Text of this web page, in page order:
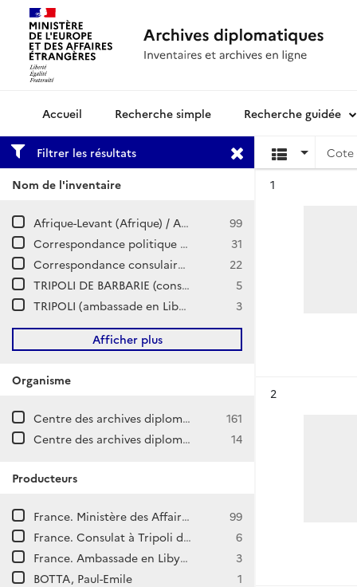
Archives diplomatiquesRecherche simple Recherche guidée
Filtrer les résultats
Nom de l'inventaire
Afrique-Levant (Afrique) / Anciennes colonies italiennes
99
Correspondance politique des consuls / Turquie / Tripoli de Barbarie
31
Correspondance consulaire et commerciale / TRIPOLI de BARBARIE
22
TRIPOLI DE BARBARIE (consulat)
5
TRIPOLI (ambassade en Libye)
3
Afficher plus
Organisme
Centre des archives diplomatiques de La Courneuve
161
Centre des archives diplomatiques de Nantes
14
Producteurs
France. Ministère des Affaires étrangères. Direction générale des Affaires politiques et de Sécurité. Direction d'Afrique et de l'Océan Indien.
99
France. Consulat à Tripoli d'Afrique
6
France. Ambassade en Libye (Tripoli)
3
BOTTA, Paul-Emile
1
Cote
1
2